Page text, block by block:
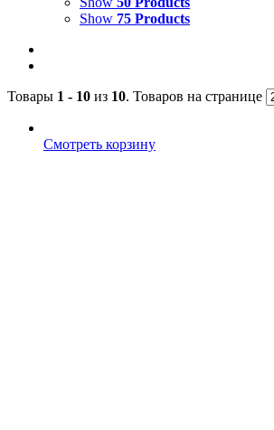
Show 75 Products
Товары 1 - 10 из 10. Товаров на странице
Смотреть корзину